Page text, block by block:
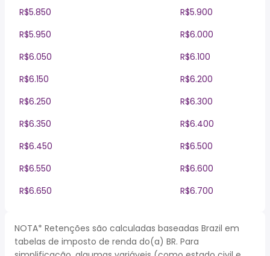
R$5.850
R$5.900
R$5.950
R$6.000
R$6.050
R$6.100
R$6.150
R$6.200
R$6.250
R$6.300
R$6.350
R$6.400
R$6.450
R$6.500
R$6.550
R$6.600
R$6.650
R$6.700
NOTA* Retenções são calculadas baseadas Brazil em
tabelas de imposto de renda do(a) BR. Para